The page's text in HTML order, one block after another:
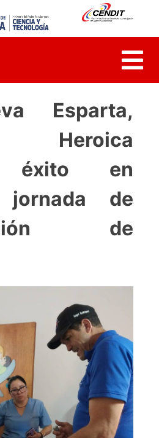
Esparta,
Heroica
éxito en
jornada de
de